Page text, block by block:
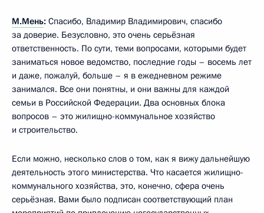
М.Мень: Спасибо, Владимир Владимирович, спасибо
за доверие. Безусловно, это очень серьёзная
ответственность. По сути, теми вопросами, которыми будет
заниматься новое ведомство, последние годы – восемь лет
и даже, пожалуй, больше – я в ежедневном режиме
занимался. Все они понятны, и они важны для каждой
семьи в Российской Федерации. Два основных блока
вопросов – это жилищно-коммунальное хозяйство
и строительство.
Если можно, несколько слов о том, как я вижу дальнейшую
деятельность этого министерства. Что касается жилищно-
коммунального хозяйства, это, конечно, сфера очень
серьёзная. Вами было подписан соответствующий план